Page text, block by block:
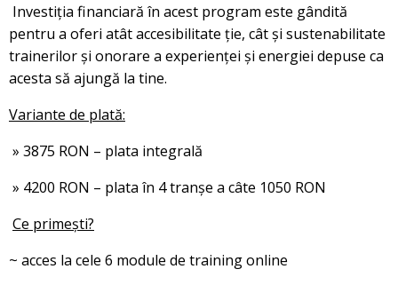
Investiția financiară în acest program este gândită
pentru a oferi atât accesibilitate ție, cât și sustenabilitate
trainerilor și onorare a experienței și energiei depuse ca
acesta să ajungă la tine.
Variante de plată:
» 3875 RON – plata integrală
» 4200 RON – plata în 4 tranșe a câte 1050 RON
Ce primești?
~ acces la cele 6 module de training online